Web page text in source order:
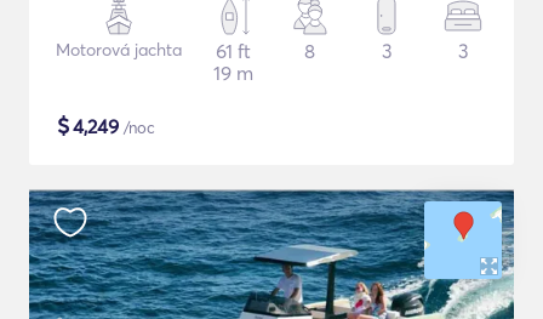
Motorová jachta
61 ft
19 m
8 3 3
$4,249 /noc